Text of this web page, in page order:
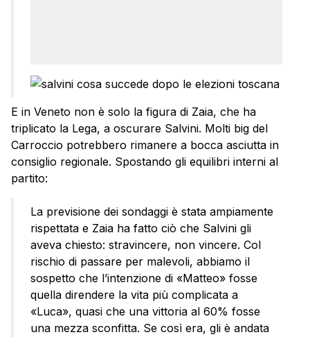
E in Veneto non è solo la figura di Zaia, che ha
triplicato la Lega, a oscurare Salvini. Molti big del
Carroccio potrebbero rimanere a bocca asciutta in
consiglio regionale. Spostando gli equilibri interni al
partito:
La previsione dei sondaggi è stata ampiamente
rispettata e Zaia ha fatto ciò che Salvini gli
aveva chiesto: stravincere, non vincere. Col
rischio di passare per malevoli, abbiamo il
sospetto che l’intenzione di «Matteo» fosse
quella direndere la vita più complicata a
«Luca», quasi che una vittoria al 60% fosse
una mezza sconfitta. Se così era, gli è andata